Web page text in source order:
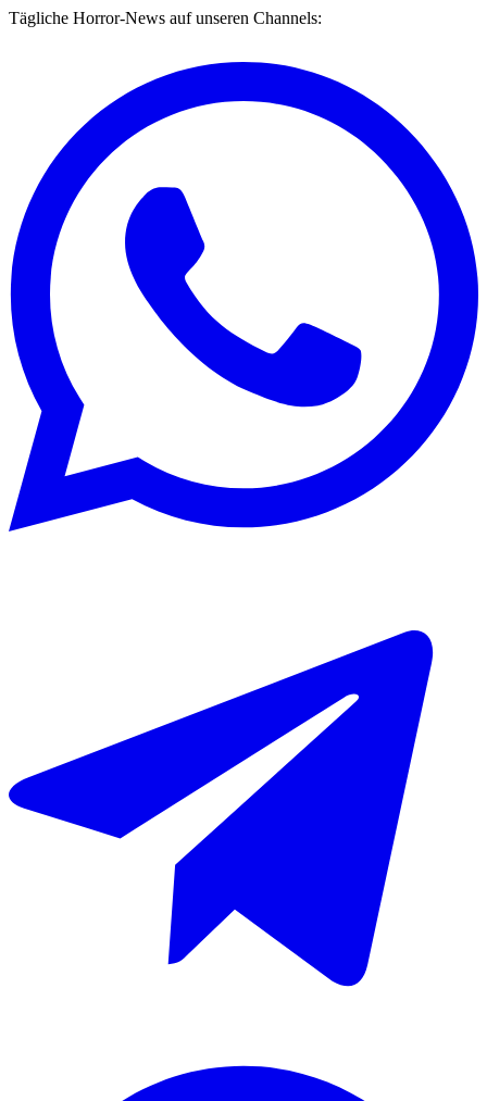
Tägliche Horror-News auf unseren Channels: